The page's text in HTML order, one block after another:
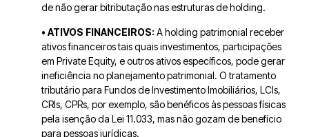
de não gerar bitributação nas estruturas de holding.
• ATIVOS FINANCEIROS: A holding patrimonial receber
ativos financeiros tais quais investimentos, participações
em Private Equity, e outros ativos específicos, pode gerar
ineficiência no planejamento patrimonial. O tratamento
tributário para Fundos de Investimento Imobiliários, LCIs,
CRIs, CPRs, por exemplo, são benéficos às pessoas físicas
pela isenção da Lei 11.033, mas não gozam de benefício
para pessoas jurídicas.